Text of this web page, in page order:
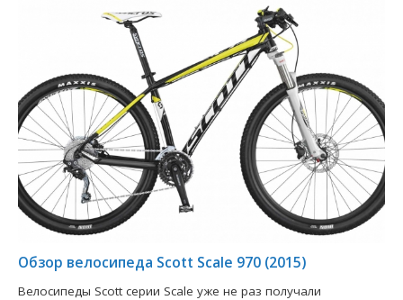
​Обзор велосипеда Scott Scale 970 (2015)
Велосипеды Scott серии Scale уже не раз получали